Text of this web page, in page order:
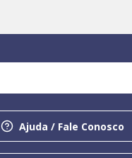
Ajuda / Fale Conosco